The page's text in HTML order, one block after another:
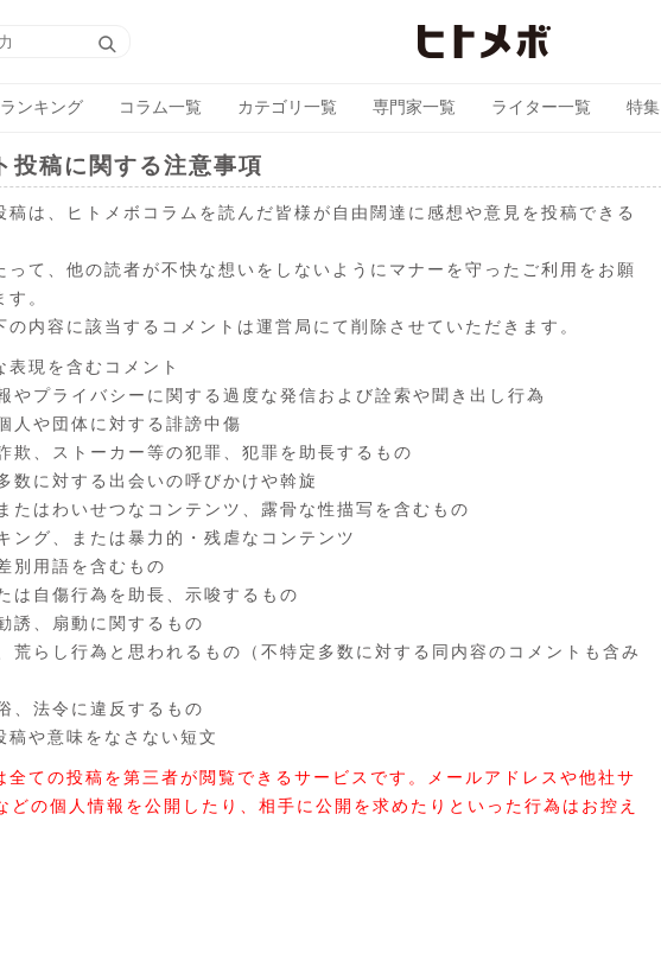
ランキング コラム一覧 カテゴリ一覧 専門家一覧 ライター一覧 特集
投稿に関する注意事項
稿は、ヒトメボコラムを読んだ皆様が自由闊達に感想や意見を投稿できる
って、他の読者が不快な想いをしないようにマナーを守ったご利用をお願
す。
の内容に該当するコメントは運営局にて削除させていただきます。
表現を含むコメント
やプライバシーに関する過度な発信および詮索や聞き出し行為
人や団体に対する誹謗中傷
欺、ストーカー等の犯罪、犯罪を助長するもの
数に対する出会いの呼びかけや斡旋
たはわいせつなコンテンツ、露骨な性描写を含むもの
ング、または暴力的・残虐なコンテンツ
別用語を含むもの
は自傷行為を助長、示唆するもの
誘、扇動に関するもの
荒らし行為と思われるもの（不特定多数に対する同内容のコメントも含み
、法令に違反するもの
稿や意味をなさない短文
全ての投稿を第三者が閲覧できるサービスです。メールアドレスや他社サ
どの個人情報を公開したり、相手に公開を求めたりといった行為はお控え